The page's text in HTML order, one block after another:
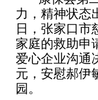
力，精神状态
日，张家口市
家庭的救助申
爱心企业沟通
元，安慰郝伊
园。